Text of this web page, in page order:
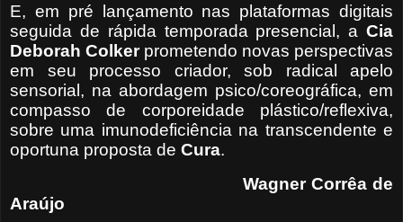
E, em pré lançamento nas plataformas digitais
seguida de rápida temporada presencial, a Cia
Deborah Colkerprometendo novas perspectivas
em seu processo criador, sob radical apelo
sensorial, na abordagem psico/coreográfica, em
compasso de corporeidade plástico/reflexiva,
sobre uma imunodeficiência na transcendente e
oportuna proposta de Cura.
Wagner Corrêa de
Araújo